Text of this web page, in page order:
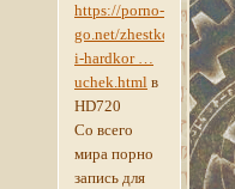
https://porno-
go.net/zhestkoe-
i-hardkor …
uchek.html в
HD720
Со всего
мира порно
запись для